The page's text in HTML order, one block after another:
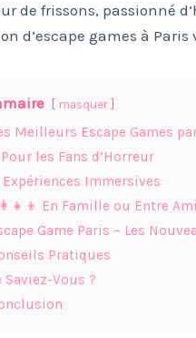
de frissons, passionné
d’escape games à
masquer
Meilleurs Escape Games
les Fans d’Horreur
Expériences Immersives
En Famille ou Entre
Game Paris – Les
Pratiques
Saviez-Vous ?